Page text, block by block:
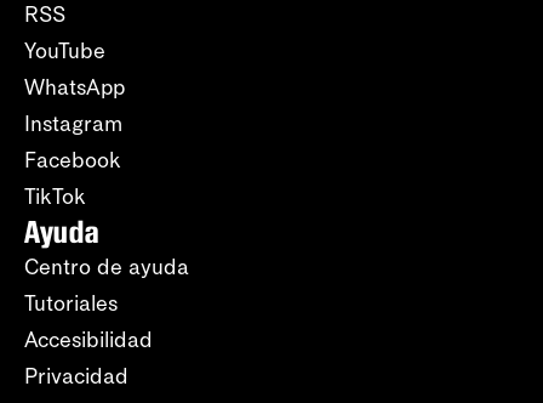
RSS
YouTube
WhatsApp
Instagram
Facebook
TikTok
Ayuda
Centro de ayuda
Tutoriales
Accesibilidad
Privacidad